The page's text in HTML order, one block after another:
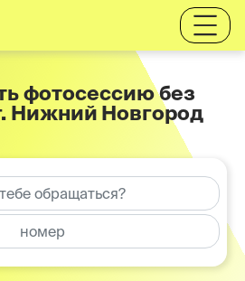
фотосессию без
Нижний Новгород